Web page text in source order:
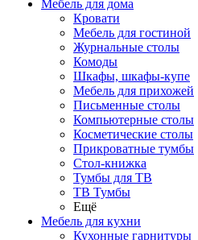
Мебель для дома
Кровати
Мебель для гостиной
Журнальные столы
Комоды
Шкафы, шкафы-купе
Мебель для прихожей
Письменные столы
Компьютерные столы
Косметические столы
Прикроватные тумбы
Стол-книжка
Тумбы для ТВ
ТВ Тумбы
Ещё
Мебель для кухни
Кухонные гарнитуры